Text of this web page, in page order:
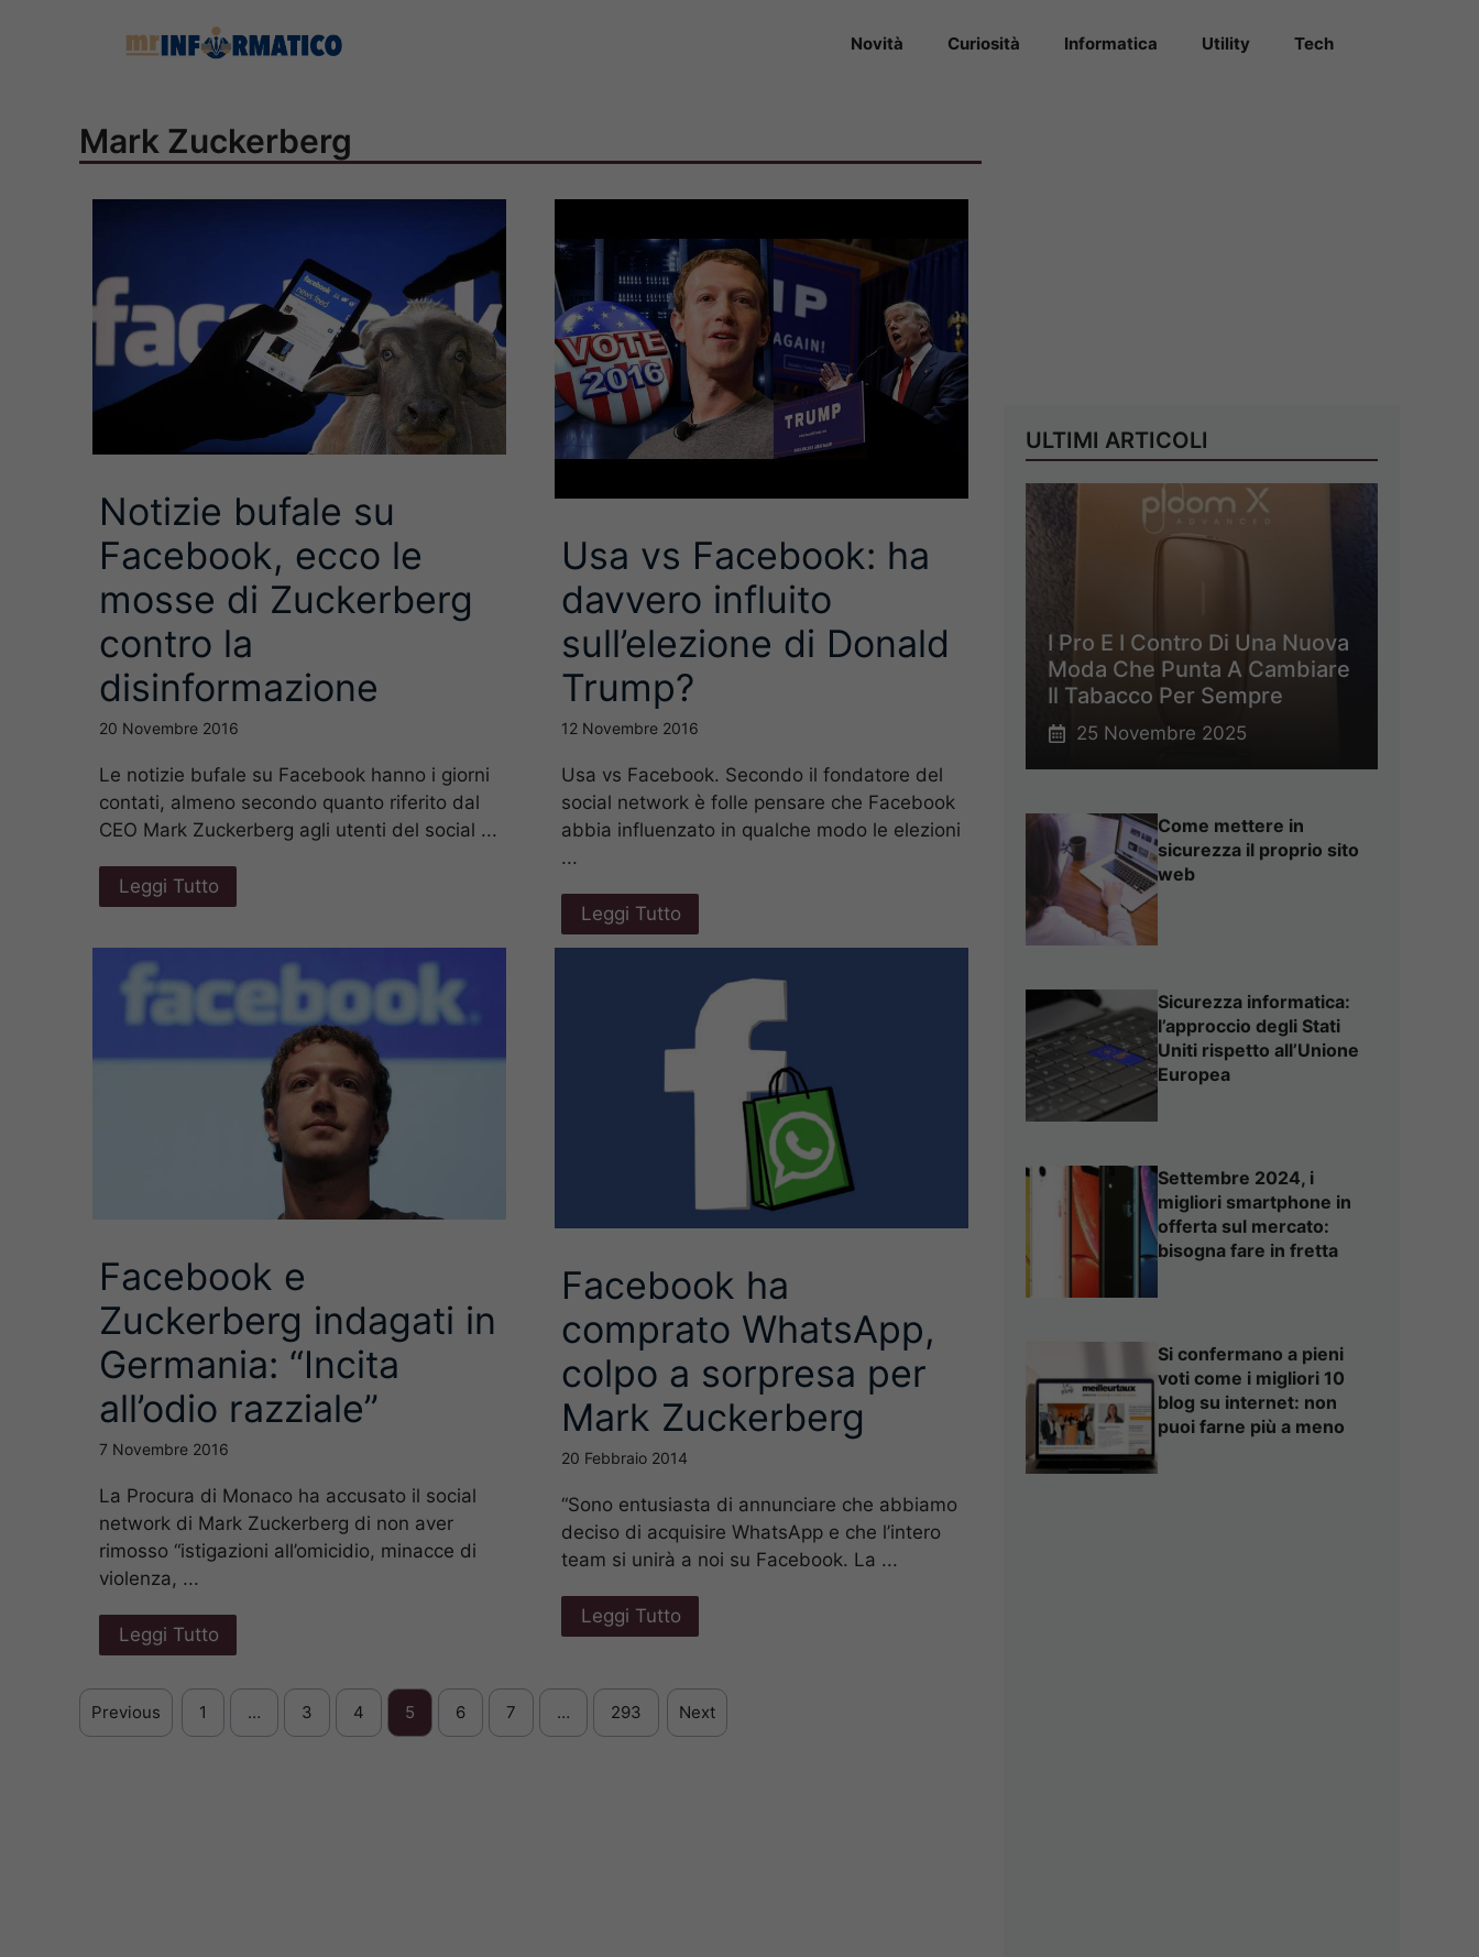
Novità Curiosità Informatica Utility Tech
Mark Zuckerberg
Notizie bufale su
Facebook, ecco le
mosse di Zuckerberg
contro la
disinformazione
20 Novembre 2016
Le notizie bufale su Facebook hanno i giorni
contati, almeno secondo quanto riferito dal
CEO Mark Zuckerberg agli utenti del social ...
Leggi Tutto
Usa vs Facebook: ha
davvero influito
sull’elezione di Donald
Trump?
12 Novembre 2016
Usa vs Facebook. Secondo il fondatore del
social network è folle pensare che Facebook
abbia influenzato in qualche modo le elezioni
...
Leggi Tutto
Facebook e
Zuckerberg indagati in
Germania: “Incita
all’odio razziale”
7 Novembre 2016
La Procura di Monaco ha accusato il social
network di Mark Zuckerberg di non aver
rimosso “istigazioni all’omicidio, minacce di
violenza, ...
Leggi Tutto
Facebook ha
comprato WhatsApp,
colpo a sorpresa per
Mark Zuckerberg
20 Febbraio 2014
“Sono entusiasta di annunciare che abbiamo
deciso di acquisire WhatsApp e che l’intero
team si unirà a noi su Facebook. La ...
Leggi Tutto
Previous 1 … 3 4 5 6 7 … 293 Next
ULTIMI ARTICOLI
I Pro E I Contro Di Una Nuova
Moda Che Punta A Cambiare
Il Tabacco Per Sempre
25 Novembre 2025
Come mettere in
sicurezza il proprio sito
web
Sicurezza informatica:
l’approccio degli Stati
Uniti rispetto all’Unione
Europea
Settembre 2024, i
migliori smartphone in
offerta sul mercato:
bisogna fare in fretta
Si confermano a pieni
voti come i migliori 10
blog su internet: non
puoi farne più a meno